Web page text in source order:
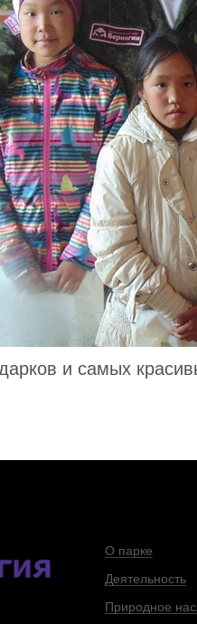
и самых
О парке
Деятельность
Природное